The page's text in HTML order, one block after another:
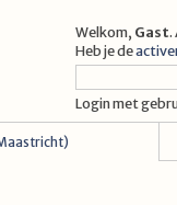
Welkom, Gast.
Heb je de
Login met